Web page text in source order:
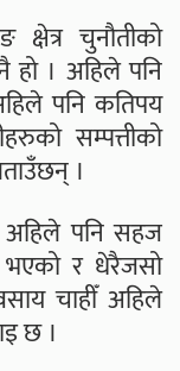
चुनौतीको
। अहिले पनि
पनि कतिपय
सम्पत्तीको
।
अहिले पनि सहज
र धेरैजसो
चाहीँ अहिले
छ ।